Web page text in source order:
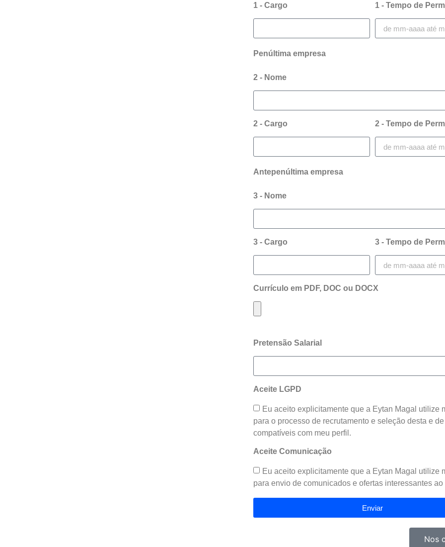
1 - Cargo 1 - Tempo de
Penúltima empresa
2 - Nome
2 - Cargo 2 - Tempo de
Antepenúltima empresa
3 - Nome
3 - Cargo 3 - Tempo de
Currículo em PDF, DOC ou DOCX
Pretensão Salarial
Aceite LGPD
Eu aceito explicitamente que a Eytan Magal utilize
para o processo de recrutamento e seleção desta e
compatíveis com meu perfil.
Aceite Comunicação
Eu aceito explicitamente que a Eytan Magal utilize
para envio de comunicados e ofertas interessantes ao
Enviar
Nos